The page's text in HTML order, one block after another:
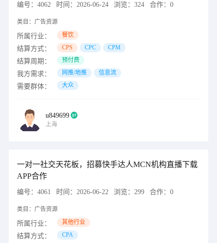
编号： 4062 时间： 2026-06-24 浏览： 324 合作： 0
类目： 广告资源
所属行业： 餐饮
结算方式： CPS CPC CPM
结算周期： 预付费
我方需求： 网推/地推 信息流
需要群体： 大众
u849699
上海
一对一社交天花板，招募快手达人MCN机构直播下载
APP合作
编号： 4061 时间： 2026-06-22 浏览： 299 合作： 0
类目： 广告资源
所属行业： 其他行业
结算方式： CPA